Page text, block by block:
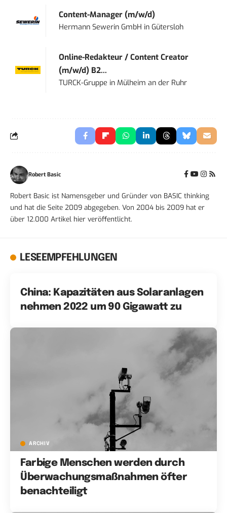
Content-Manager (m/w/d)
Hermann Sewerin GmbH inGütersloh
Online-Redakteur / Content Creator
(m/w/d) B2...
TURCK-Gruppe inMülheim an der Ruhr
Robert Basic
Robert Basic ist Namensgeber und Gründer von BASIC thinking
und hat die Seite 2009 abgegeben. Von 2004 bis 2009 hat er
über 12.000 Artikel hier veröffentlicht.
LESEEMPFEHLUNGEN
China: Kapazitäten aus Solaranlagen
nehmen 2022 um 90 Gigawatt zu
ARCHIV
Farbige Menschen werden durch
Überwachungsmaßnahmen öfter
benachteiligt